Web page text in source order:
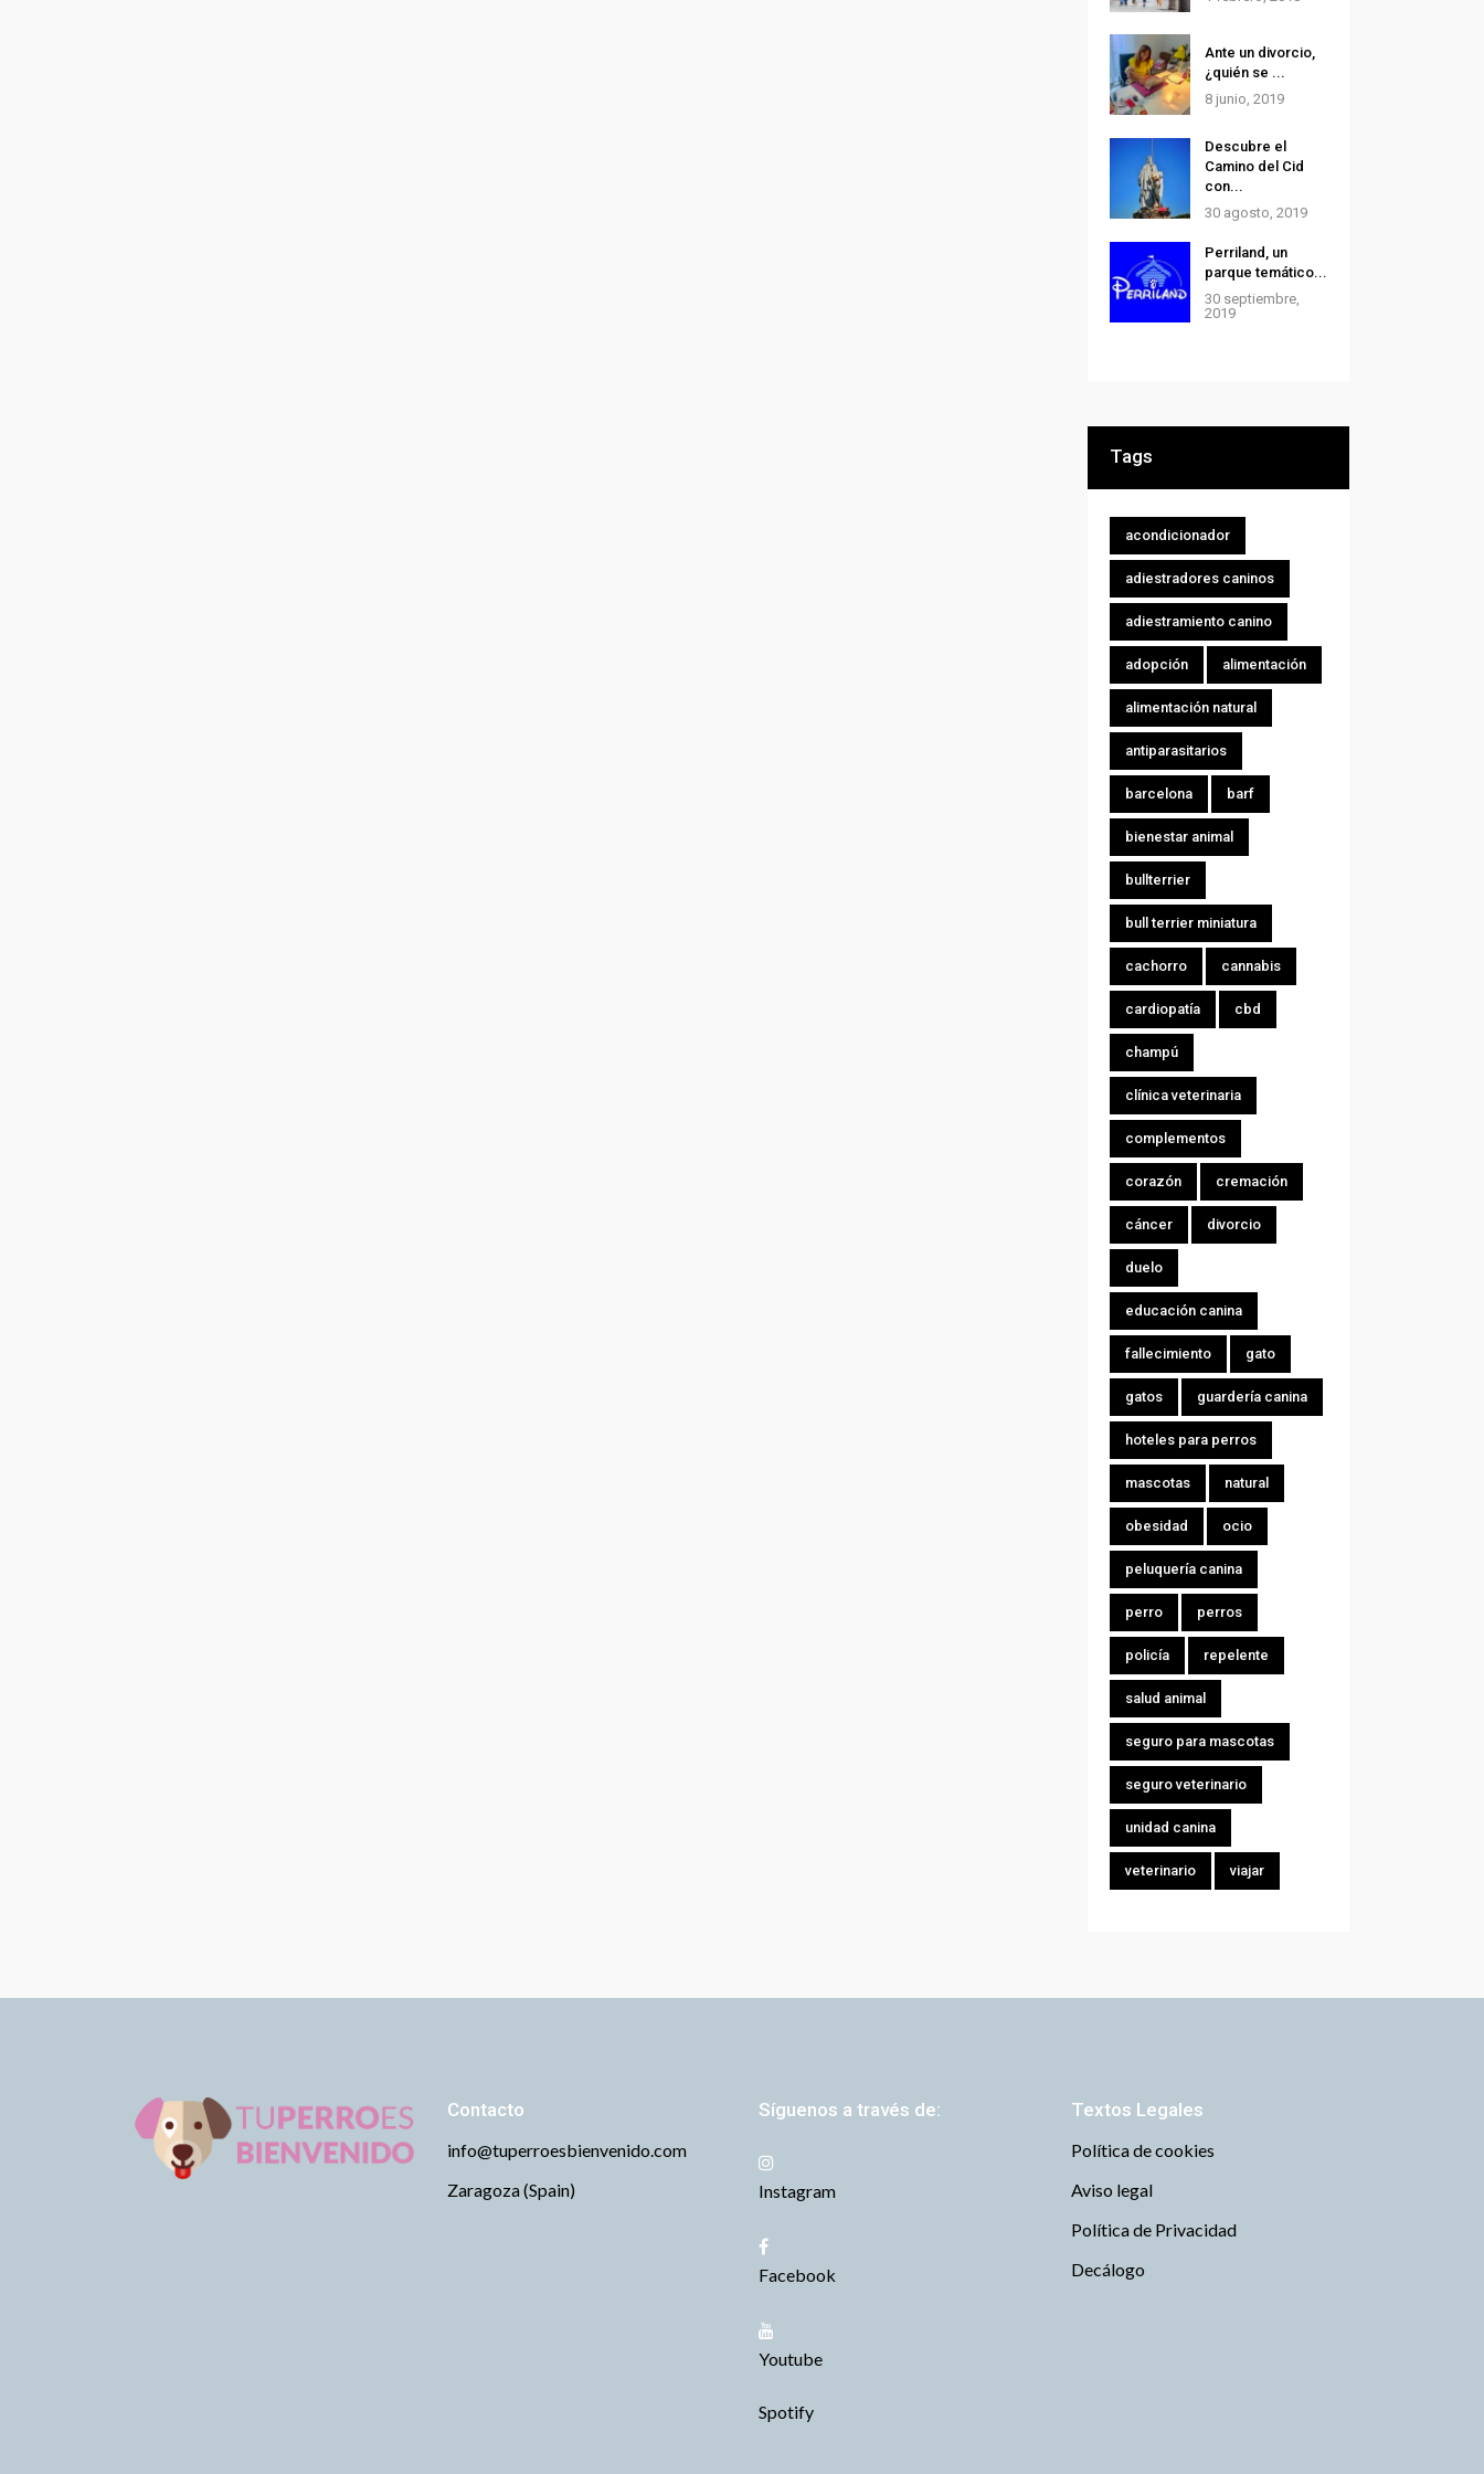
Ante un divorcio,
¿quién se ...
8 junio, 2019
Descubre el
Camino del Cid
con...
30 agosto, 2019
Perriland, un
parque temático...
30 septiembre,
2019
Tags
acondicionador
adiestradores caninos
adiestramiento canino
adopción alimentación
alimentación natural
antiparasitarios
barcelona barf
bienestar animal
bullterrier
bull terrier miniatura
cachorro cannabis
cardiopatía cbd
champú
clínica veterinaria
complementos
corazón cremación
cáncer divorcio
duelo
educación canina
fallecimiento gato
gatos guardería canina
hoteles para perros
mascotas natural
obesidad ocio
peluquería canina
perro perros
policía repelente
salud animal
seguro para mascotas
seguro veterinario
unidad canina
veterinario viajar
Contacto
info@tuperroesbienvenido.com
Zaragoza (Spain)
Síguenos a través de:
Instagram
Facebook
Youtube
Spotify
Textos Legales
Política de cookies
Aviso legal
Política de Privacidad
Decálogo